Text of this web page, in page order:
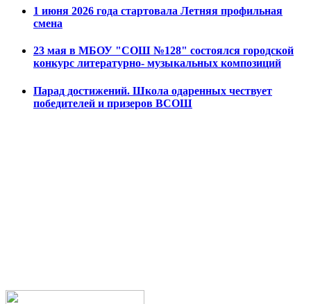
1 июня 2026 года стартовала Летняя профильная
смена
23 мая в МБОУ "СОШ №128" состоялся городской
конкурс литературно- музыкальных композиций
Парад достижений. Школа одаренных чествует
победителей и призеров ВСОШ